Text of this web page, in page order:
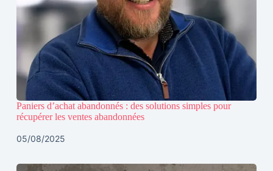
Paniers d’achat abandonnés : des solutions simples pour
récupérer les ventes abandonnées
05/08/2025